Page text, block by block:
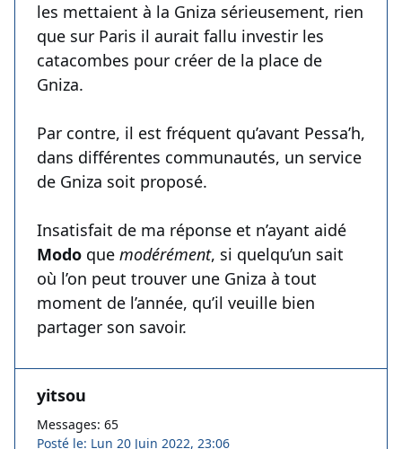
les mettaient à la Gniza sérieusement, rien
que sur Paris il aurait fallu investir les
catacombes pour créer de la place de
Gniza.
Par contre, il est fréquent qu’avant Pessa’h,
dans différentes communautés, un service
de Gniza soit proposé.
Insatisfait de ma réponse et n’ayant aidé
Modo que modérément, si quelqu’un sait
où l’on peut trouver une Gniza à tout
moment de l’année, qu’il veuille bien
partager son savoir.
yitsou
Messages: 65
Posté le: Lun 20 Juin 2022, 23:06